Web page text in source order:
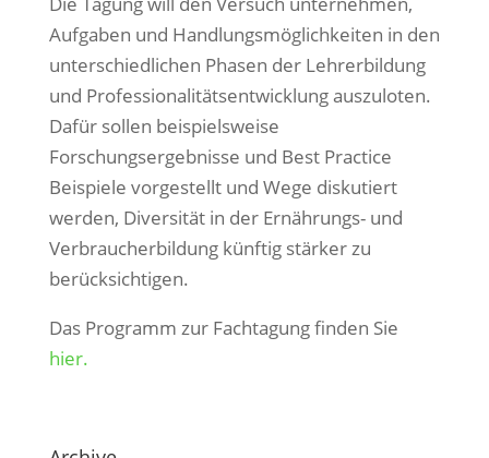
Aufgaben und Handlungsmöglichkeiten in den
unterschiedlichen Phasen der Lehrerbildung
und Professionalitätsentwicklung auszuloten.
Dafür sollen beispielsweise
Forschungsergebnisse und Best Practice
Beispiele vorgestellt und Wege diskutiert
werden, Diversität in der Ernährungs- und
Verbraucherbildung künftig stärker zu
berücksichtigen.
Das Programm zur Fachtagung finden Sie
hier.